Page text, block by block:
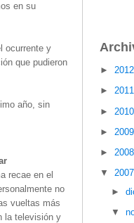
en su
ocurrente y
que pudieron
año, sin
recae en el
no
vueltas más
la televisión y
►
►
►
►
►
▼
►
▼